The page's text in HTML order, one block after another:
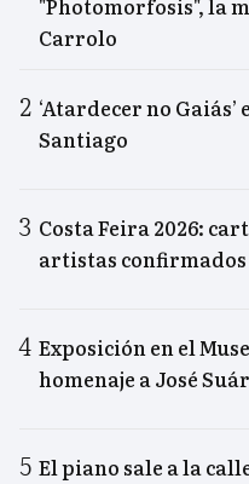
"Photomorfosis", la
Carrolo
‘Atardecer no Gaiás’
Santiago
Costa Feira 2026:
artistas confirmados
Exposición en el
homenaje a José
El piano sale a la